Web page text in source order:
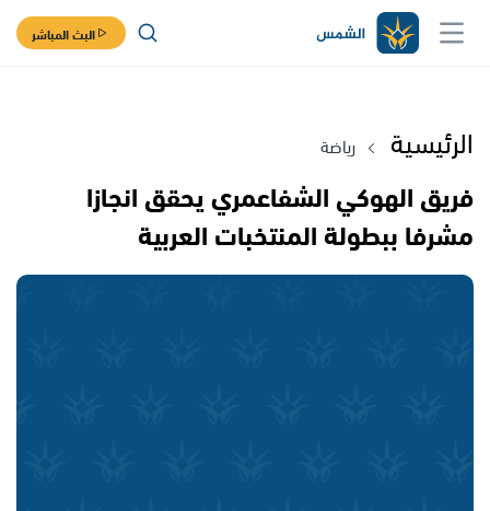
البث المباشر
الرئيسية رياضة
فريق الهوكي الشفاعمري يحقق انجازا
مشرفا ببطولة المنتخبات العربية